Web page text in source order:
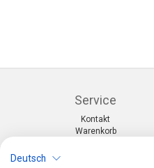
Service
Kontakt
Warenkorb
Rücksendeformular
Deutsch